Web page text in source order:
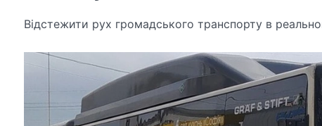
Відстежити рух громадського транспорту в